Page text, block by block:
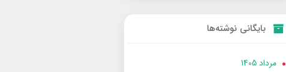
بایگانی نوشته‌ها
مرداد 1405